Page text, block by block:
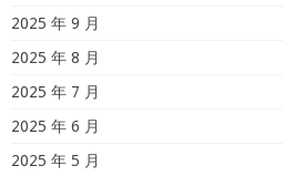
2025 年 9 月
2025 年 8 月
2025 年 7 月
2025 年 6 月
2025 年 5 月